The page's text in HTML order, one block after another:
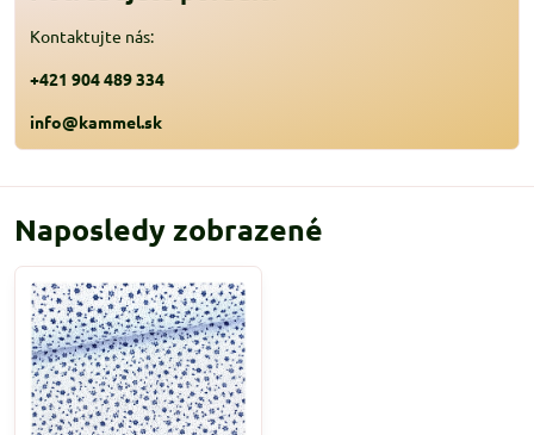
Kontaktujte nás:
+421 904 489 334
info@kammel.sk
Naposledy zobrazené